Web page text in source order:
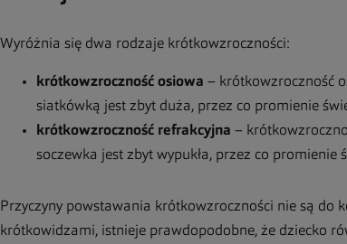
Wyróżnia się dwa rodzaje krótkowzroczności:
krótkowzroczność osiowa – krótkowzroczność
siatkówką jest zbyt duża, przez co promienie
krótkowzroczność refrakcyjna –
soczewka jest zbyt wypukła, przez co
Przyczyny powstawania krótkowzroczności nie są do
krótkowidzami, istnieje prawdopodobne, że dziecko